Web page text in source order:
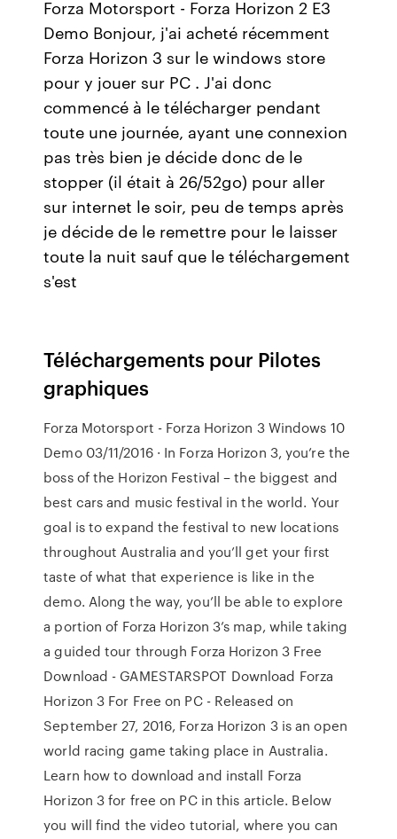
Forza Motorsport - Forza Horizon 2 E3
Demo Bonjour, j'ai acheté récemment
Forza Horizon 3 sur le windows store
pour y jouer sur PC . J'ai donc
commencé à le télécharger pendant
toute une journée, ayant une connexion
pas très bien je décide donc de le
stopper (il était à 26/52go) pour aller
sur internet le soir, peu de temps après
je décide de le remettre pour le laisser
toute la nuit sauf que le téléchargement
s'est
Téléchargements pour Pilotes
graphiques
Forza Motorsport - Forza Horizon 3 Windows 10
Demo 03/11/2016 · In Forza Horizon 3, you’re the
boss of the Horizon Festival – the biggest and
best cars and music festival in the world. Your
goal is to expand the festival to new locations
throughout Australia and you’ll get your first
taste of what that experience is like in the
demo. Along the way, you’ll be able to explore
a portion of Forza Horizon 3’s map, while taking
a guided tour through Forza Horizon 3 Free
Download - GAMESTARSPOT Download Forza
Horizon 3 For Free on PC - Released on
September 27, 2016, Forza Horizon 3 is an open
world racing game taking place in Australia.
Learn how to download and install Forza
Horizon 3 for free on PC in this article. Below
you will find the video tutorial, where you can